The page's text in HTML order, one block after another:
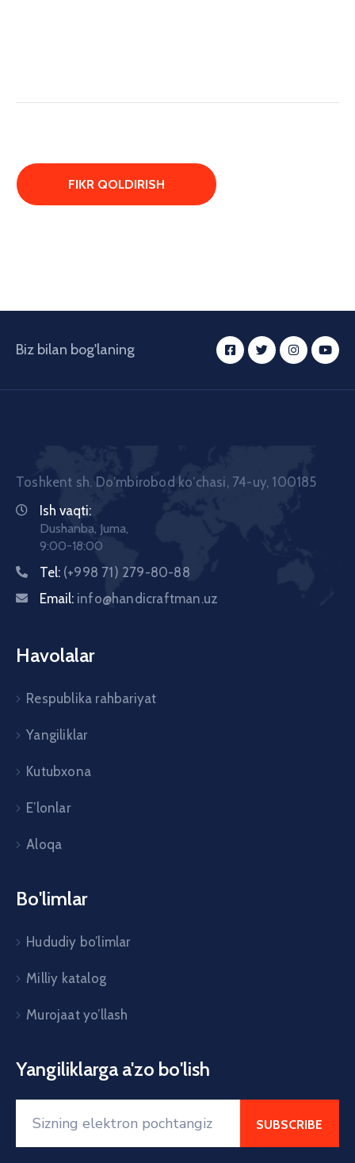
Biz bilan bog'laning
Toshkent sh. Doʼmbirobod koʼchasi, 74-uy, 100185
Ish vaqti:
Dushanba, Juma,
9:00-18:00
Tel: (+998 71) 279-80-88
Email: info@handicraftman.uz
Havolalar
Respublika rahbariyat
Yangiliklar
Kutubxona
E’lonlar
Aloqa
Bo'limlar
Hududiy bo’limlar
Milliy katalog
Murojaat yo’llash
Yangiliklarga a'zo bo'lish